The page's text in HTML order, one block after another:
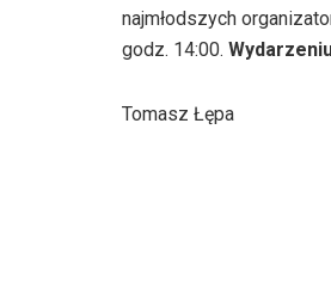
najmłodszych
godz. 14:00.
Tomasz Łępa